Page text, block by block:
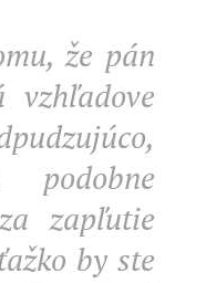
že pán
vzhľadove
zapľutie
by ste